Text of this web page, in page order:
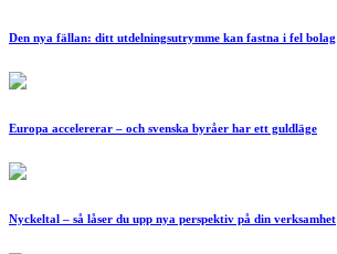
Den nya fällan: ditt utdelningsutrymme kan fastna i fel bolag
Europa accelererar – och svenska byråer har ett guldläge
Nyckeltal – så låser du upp nya perspektiv på din verksamhet